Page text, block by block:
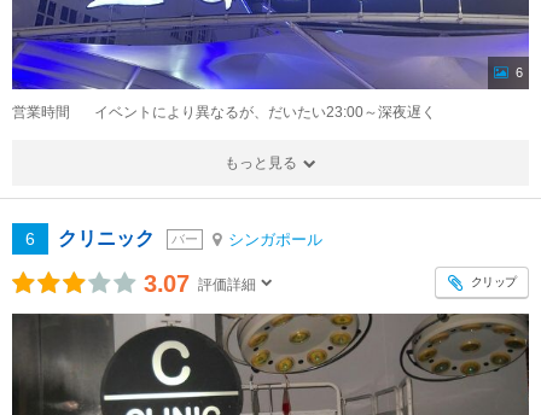
6
営業時間 イベントにより異なるが、だいたい23:00～深夜遅く
もっと見る
6 クリニック バー シンガポール
3.07 評価詳細 クリップ